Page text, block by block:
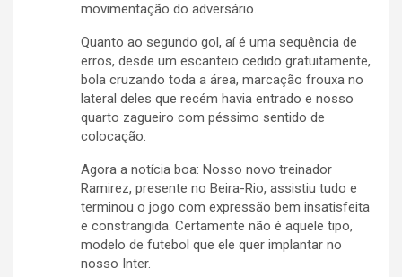
movimentação do adversário.
Quanto ao segundo gol, aí é uma sequência de
erros, desde um escanteio cedido gratuitamente,
bola cruzando toda a área, marcação frouxa no
lateral deles que recém havia entrado e nosso
quarto zagueiro com péssimo sentido de
colocação.
Agora a notícia boa: Nosso novo treinador
Ramirez, presente no Beira-Rio, assistiu tudo e
terminou o jogo com expressão bem insatisfeita
e constrangida. Certamente não é aquele tipo,
modelo de futebol que ele quer implantar no
nosso Inter.